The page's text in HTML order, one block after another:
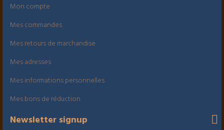
Mon compte
Mes commandes
Mes retours de marchandise
Mes adresses
Mes informations personnelles
Mes bons de réduction
Newsletter signup